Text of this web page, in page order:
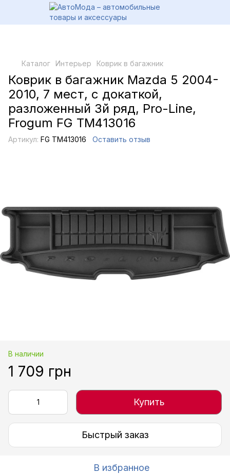
Каталог Интерьер Коврик в багажник
Коврик в багажник Mazda 5 2004-
2010, 7 мест, с докаткой,
разложенный 3й ряд, Pro-Line,
Frogum FG TM413016
Артикул: FG TM413016 Оставить отзыв
В наличии
1 709 грн
Купить
Быстрый заказ
В избранное